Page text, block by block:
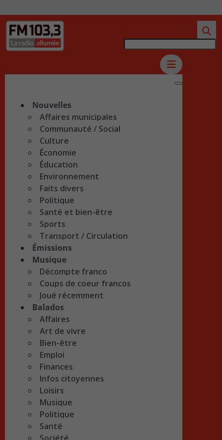
Nouvelles
Affaires municipales
Communauté / Social
Culture
Économie
Éducation
Environnement
Faits divers
Politique
Santé et bien-être
Sports
Transport / Circulation
Émissions
Musique
Décompte franco
Coups de coeur francos
Joué récemment
Balados
Affaires
Art de vivre
Bien-être
Emploi
Finances
Infos citoyennes
Loisirs
Musique
Politique
Santé